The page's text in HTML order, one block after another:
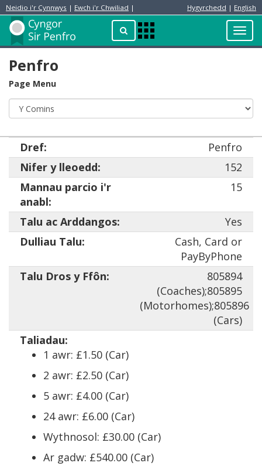
Neidio i'r Cynnwys | Ewch i'r Chwiliad | Hygyrchedd | English
ChwilioApps
Menu
Preswylydd
Penfro
Page Menu
Dref:
Penfro
Nifer y lleoedd:
152
Mannau parcio i'r
anabl:
15
Talu ac Arddangos:
Yes
Dulliau Talu:
Cash, Card or
PayByPhone
Talu Dros y Ffôn:
805894
(Coaches);805895
(Motorhomes);805896
(Cars)
Taliadau:
1 awr: £1.50 (Car)
2 awr: £2.50 (Car)
5 awr: £4.00 (Car)
24 awr: £6.00 (Car)
Wythnosol: £30.00 (Car)
Ar gadw: £540.00 (Car)